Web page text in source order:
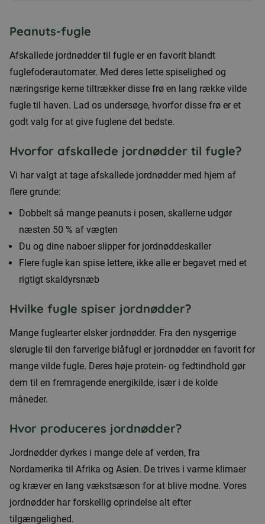
Peanuts-fugle
Afskallede jordnødder til fugle er en favorit blandt
fuglefoderautomater. Med deres lette spiselighed og
næringsrige kerne tiltrækker disse frø en lang række vilde
fugle til haven. Lad os undersøge, hvorfor disse frø er et
godt valg for at give fuglene det bedste.
Hvorfor afskallede jordnødder til fugle?
Vi har valgt at tage afskallede jordnødder med hjem af
flere grunde:
Dobbelt så mange peanuts i posen, skallerne udgør
næsten 50 % af vægten
Du og dine naboer slipper for jordnøddeskaller
Flere fugle kan spise lettere, ikke alle er begavet med et
rigtigt skaldyrsnæb
Hvilke fugle spiser jordnødder?
Mange fuglearter elsker jordnødder. Fra den nysgerrige
slørugle til den farverige blåfugl er jordnødder en favorit for
mange vilde fugle. Deres høje protein- og fedtindhold gør
dem til en fremragende energikilde, især i de kolde
måneder.
Hvor produceres jordnødder?
Jordnødder dyrkes i mange dele af verden, fra
Nordamerika til Afrika og Asien. De trives i varme klimaer
og kræver en lang vækstsæson for at blive modne. Vores
jordnødder har forskellig oprindelse alt efter
tilgængelighed.